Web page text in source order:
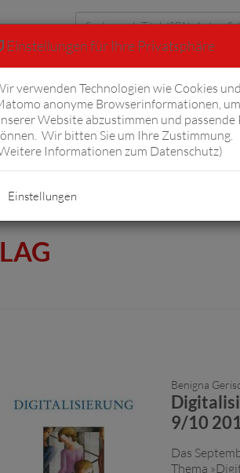
Erweiterte Suche
von Fiftyfifty Hörbücher
Verlag
Benigna
9/10
Das
Thema
Einstellungen für Ihre Privatsphäre
verwenden Technologien wie Cookies
anonyme Browserinformationen,
Website abzustimmen und
Wir bitten Sie um Ihre Zustimmung.
Informationen zum Datenschutz)
Einstellungen